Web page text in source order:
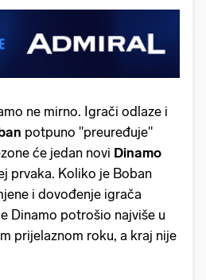
ne mirno. Igrači odlaze i
potpuno "preuređuje"
će jedan novi Dinamo
prvaka. Koliko je Boban
i dovođenje igrača
Dinamo potrošio najviše u
prijelaznom roku, a kraj nije